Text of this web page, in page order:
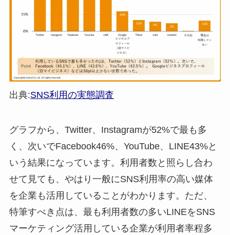
出典:SNS利用の実態調査
グラフから、 Twitter、Instagramが52%で最も多
く、次いでFacebook46%、YouTube、LINE43%と
いう結果になっています。利用者数と照らし合わ
せて見ても、やはり一般にSNS利用率の高い媒体
を企業も活用していることがわかります。ただ、
特筆すべき点は、最も利用者数の多いLINEをSNS
マーケティング活用している企業が利用者率程多